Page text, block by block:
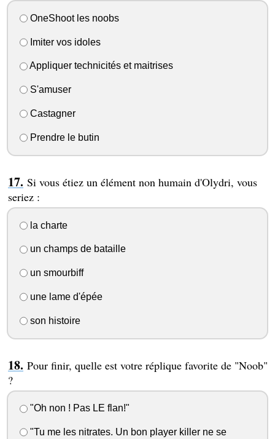
OneShoot les noobs
Imiter vos idoles
Appliquer technicités et maitrises
S'amuser
Castagner
Prendre le butin
Si vous étiez un élément non humain d'Olydri, vous
seriez :
la charte
un champs de bataille
un smourbiff
une lame d'épée
son histoire
Pour finir, quelle est votre réplique favorite de "Noob"
?
"Oh non ! Pas LE flan!"
"Tu me les nitrates. Un bon player killer ne se